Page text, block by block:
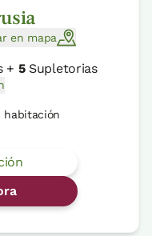
en mapa
+ 5Supletorias
habitación